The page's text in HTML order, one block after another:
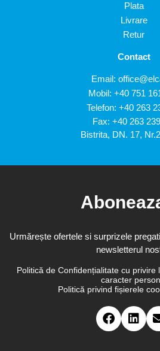
Plata
Livrare
Retur
Contact
Email:
Mobil: +40 751
Telefon: +40 263
Fax: +40 263
Bistrita, DN. 17,
Urmărește ofertele si surprizele
newsletterul
Politică de Confidențialitate cu
caracter
Politică privind fișierele